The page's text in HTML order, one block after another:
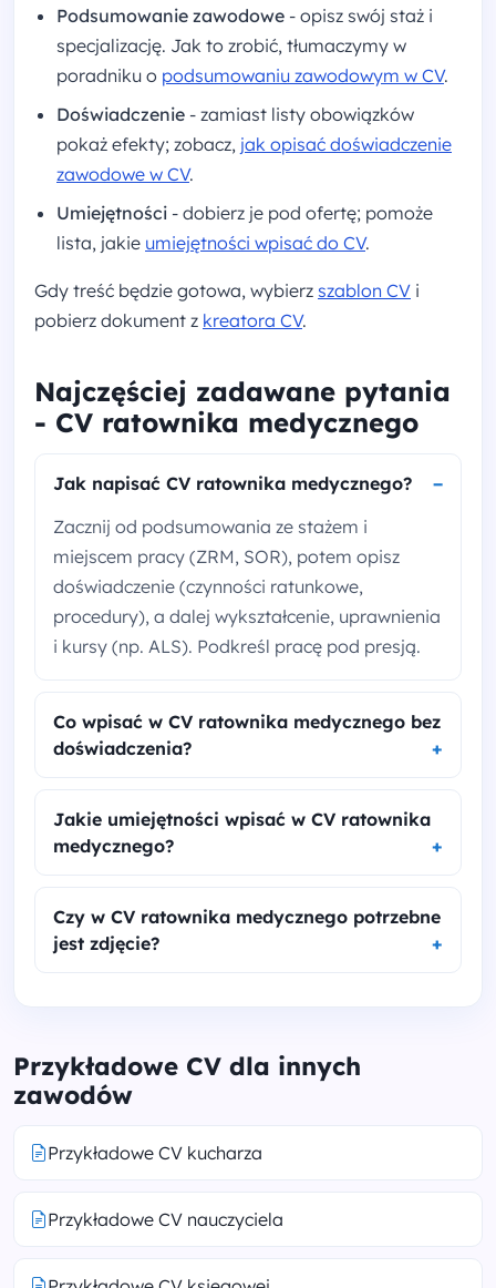
Podsumowanie zawodowe - opisz swój staż i
specjalizację. Jak to zrobić, tłumaczymy w
poradniku o podsumowaniu zawodowym w CV.
Doświadczenie - zamiast listy obowiązków
pokaż efekty; zobacz, jak opisać doświadczenie
zawodowe w CV.
Umiejętności - dobierz je pod ofertę; pomoże
lista, jakie umiejętności wpisać do CV.
Gdy treść będzie gotowa, wybierz szablon CV i
pobierz dokument z kreatora CV.
Najczęściej zadawane pytania
- CV ratownika medycznego
Jak napisać CV ratownika medycznego?
Zacznij od podsumowania ze stażem i
miejscem pracy (ZRM, SOR), potem opisz
doświadczenie (czynności ratunkowe,
procedury), a dalej wykształcenie, uprawnienia
i kursy (np. ALS). Podkreśl pracę pod presją.
Co wpisać w CV ratownika medycznego bez
doświadczenia?
Jakie umiejętności wpisać w CV ratownika
medycznego?
Czy w CV ratownika medycznego potrzebne
jest zdjęcie?
Przykładowe CV dla innych
zawodów
Przykładowe CV kucharza
Przykładowe CV nauczyciela